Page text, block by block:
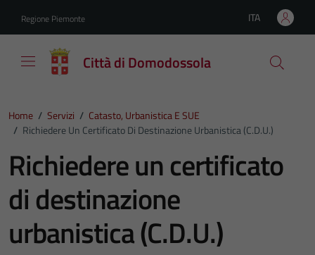
Regione Piemonte Lingua attiva:
ITA
Città di Domodossola
Home / Servizi / Catasto, Urbanistica E SUE
/ Richiedere Un Certificato Di Destinazione Urbanistica (C.D.U.)
Richiedere un certificato
di destinazione
urbanistica (C.D.U.)